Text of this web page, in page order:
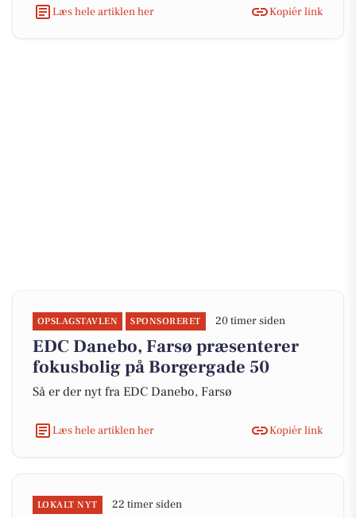
Læs hele artiklen her Kopiér link
OPSLAGSTAVLEN SPONSORERET 20 timer siden
EDC Danebo, Farsø præsenterer
fokusbolig på Borgergade 50
Så er der nyt fra EDC Danebo, Farsø
Læs hele artiklen her Kopiér link
LOKALT NYT 22 timer siden